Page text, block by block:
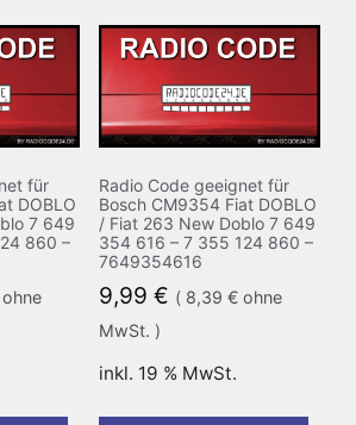
für
DOBLO
7 649
860 –
ohne
Radio Code geeignet für
Bosch CM9354 Fiat DOBLO
/ Fiat 263 New Doblo 7 649
354 616 – 7 355 124 860 –
7649354616
9,99 € ( 8,39 €ohne
MwSt. )
inkl. 19 % MwSt.